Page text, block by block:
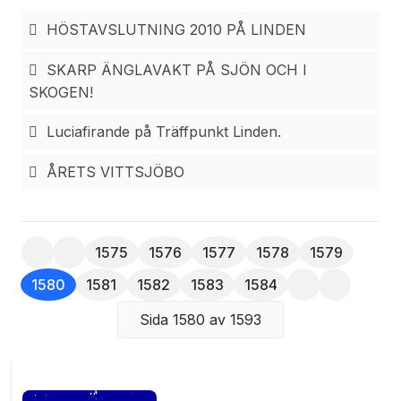
att ett hundratal hade uppmärksammat hennes
HÖSTAVSLUTNING 2010 PÅ LINDEN
SKARP ÄNGLAVAKT PÅ SJÖN OCH I
SKOGEN!
Luciafirande på Träffpunkt Linden.
ÅRETS VITTSJÖBO
1575 1576 1577 1578
1579
1580
1581 1582 1583
1584
Sida 1580 av 1593